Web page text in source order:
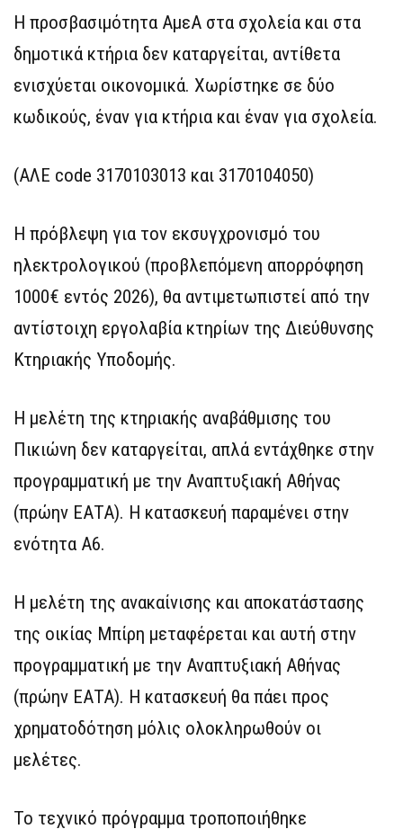
Η προσβασιμότητα ΑμεΑ στα σχολεία και στα
δημοτικά κτήρια δεν καταργείται, αντίθετα
ενισχύεται οικονομικά. Χωρίστηκε σε δύο
κωδικούς, έναν για κτήρια και έναν για σχολεία.
(ΑΛΕ code 3170103013 και 3170104050)
Η πρόβλεψη για τον εκσυγχρονισμό του
ηλεκτρολογικού (προβλεπόμενη απορρόφηση
1000€ εντός 2026), θα αντιμετωπιστεί από την
αντίστοιχη εργολαβία κτηρίων της Διεύθυνσης
Κτηριακής Υποδομής.
Η μελέτη της κτηριακής αναβάθμισης του
Πικιώνη δεν καταργείται, απλά εντάχθηκε στην
προγραμματική με την Αναπτυξιακή Αθήνας
(πρώην ΕΑΤΑ). Η κατασκευή παραμένει στην
ενότητα Α6.
Η μελέτη της ανακαίνισης και αποκατάστασης
της οικίας Μπίρη μεταφέρεται και αυτή στην
προγραμματική με την Αναπτυξιακή Αθήνας
(πρώην ΕΑΤΑ). Η κατασκευή θα πάει προς
χρηματοδότηση μόλις ολοκληρωθούν οι
μελέτες.
Το τεχνικό πρόγραμμα τροποποιήθηκε